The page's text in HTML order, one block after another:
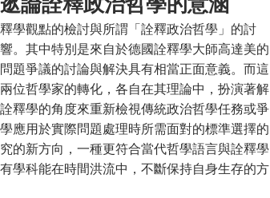
學觀點的檢討與所謂「詮釋政治哲學」的討
。其中特別是來自於德國詮釋學大師高達美的
題爭議的討論與解決具有相當正面意義。而這
位哲學家的轉化，各自在其理論中，扮演著解
釋學的角度來重新檢視傳統政治哲學任務或爭
應用於實際問題處理時所需面對的標準選擇的
的新方向，一種更符合當代哲學語言與詮釋學
學科能在時間洪流中，不斷保持自身生存的方